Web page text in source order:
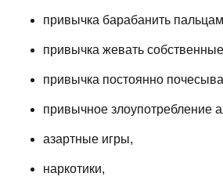
привычка барабанить
привычка жевать
привычка постоянно
привычное злоупотребление
азартные игры,
наркотики,